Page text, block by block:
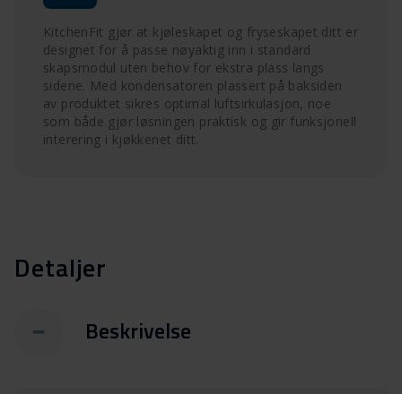
KitchenFit gjør at kjøleskapet og fryseskapet ditt er
designet for å passe nøyaktig inn i standard
skapsmodul uten behov for ekstra plass langs
sidene. Med kondensatoren plassert på baksiden
av produktet sikres optimal luftsirkulasjon, noe
som både gjør løsningen praktisk og gir funksjonell
interering i kjøkkenet ditt.
Detaljer
Beskrivelse